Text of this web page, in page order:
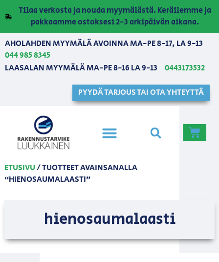
Tilaa verkosta ja nouda myymälästä. Keräilemme ja
pakkaamme ostoksesi 2-3 arkipäivän aikana.
AHOLAHDEN MYYMÄLÄ AVOINNA MA-PE 8-17, LA 9-13
044 985 8345
LAASALAN MYYMÄLÄ MA-PE 8-16 LA 9-13
0443173532
PYYDÄ TARJOUS TAI OTA YHTEYTTÄ
ETUSIVU/ TUOTTEET AVAINSANALLA
“HIENOSAUMALAASTI”
hienosaumalaasti